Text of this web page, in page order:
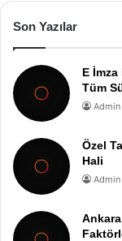
Son Yazılar
E
Tüm
Admin
Özel
Hali
Admin